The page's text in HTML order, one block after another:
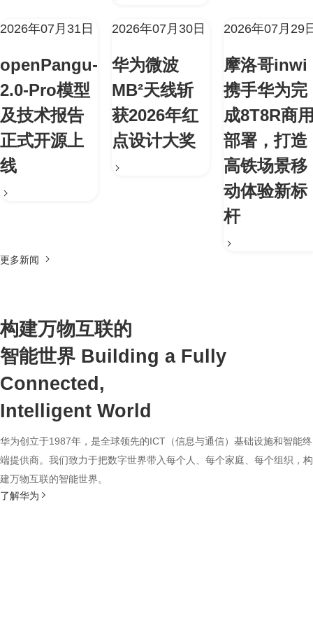
2026年07月31日
openPangu-
2.0-Pro模型
及技术报告
正式开源上
线
2026年07月30日
华为微波
MB²天线斩
获2026年红
点设计大奖
2026年07月29
摩洛哥inwi
携手华为完
成8T8R商
部署，打造
高铁场景移
动体验新标
杆
更多新闻
构建万物互联的
智能世界 Building a Fully
Connected,
Intelligent World
华为创立于1987年，是全球领先的ICT（信息与通信）基础设施和智能终
端提供商。我们致力于把数字世界带入每个人、每个家庭、每个组织，构
建万物互联的智能世界。
了解华为